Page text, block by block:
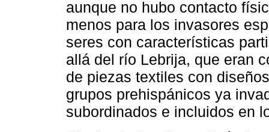
aunque no hubo contacto
menos para los invasores
seres con características
allá del río Lebrija, que eran
de piezas textiles con
grupos prehispánicos ya
subordinados e incluidos en